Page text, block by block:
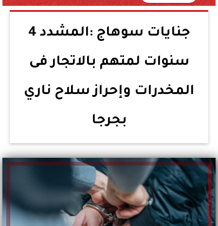
جنايات سوهاج :المشدد 4
سنوات لمتهم بالاتجار فى
المخدرات وإحراز سلاح ناري
بجرجا